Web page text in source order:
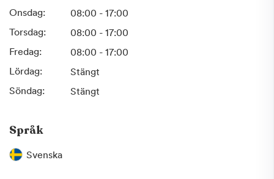
Onsdag:
08:00 - 17:00
Torsdag:
08:00 - 17:00
Fredag:
08:00 - 17:00
Lördag:
Stängt
Söndag:
Stängt
Språk
Svenska